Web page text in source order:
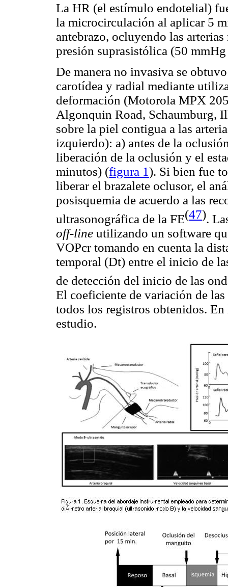
La HR (el estímulo endotelial)
la microcirculación al aplicar 5
antebrazo, ocluyendo las
presión suprasistólica (50
De manera no invasiva se
carotídea y radial mediante
deformación (Motorola MPX
Algonquin Road, Schaumburg,
sobre la piel contigua a las
izquierdo): a) antes de la
liberación de la oclusión y el
minutos) (figura 1). Si bien fue
liberar el brazalete oclusor, el
posisquemia de acuerdo a las
ultrasonográfica de la FE(47).
off-line utilizando un software
VOPcr tomando en cuenta la
temporal (Dt) entre el inicio de
de detección del inicio de las
El coeficiente de variación de
todos los registros obtenidos.
estudio.